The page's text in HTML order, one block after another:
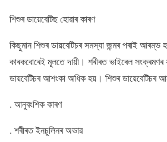
শিশুৰ ডায়েবেটিছ হোৱাৰ কাৰণ
কিছুমান শিশুৰ ডায়বেটিচৰ সমস্যা জন্মৰ পৰাই আৰম্ভ
কাৰকবোৰেই মূলতে দায়ী। শৰীৰত ভাইৰেল
ডায়বেটিচৰ আশংকা অধিক হয়। শিশুৰ ডায়েবেটিচৰ
. আনুবংশিক কাৰণ
. শৰীৰত ইনচুলিনৰ অভাৱ